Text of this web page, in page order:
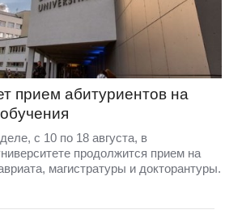
прием абитуриентов на
с 10 по 18 августа, в
продолжится прием на
магистратуры и докторантуры.